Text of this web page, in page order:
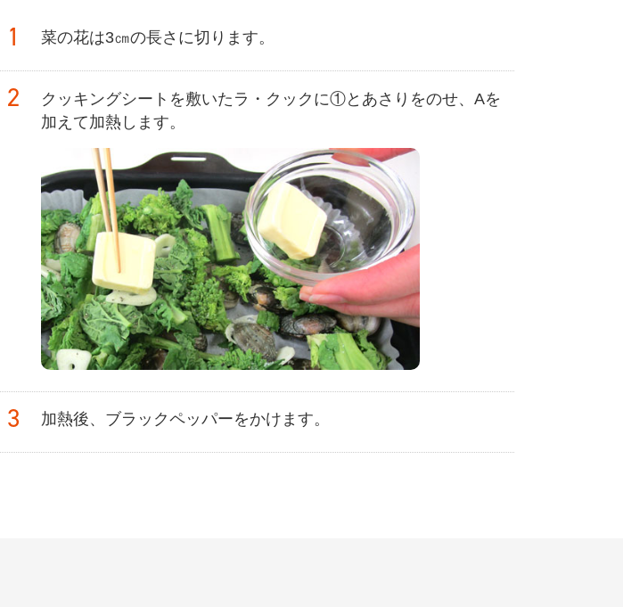
1 菜の花は3㎝の長さに切ります。
2
クッキングシートを敷いたラ・クックに①とあさりをのせ、Aを
加えて加熱します。
3 加熱後、ブラックペッパーをかけます。